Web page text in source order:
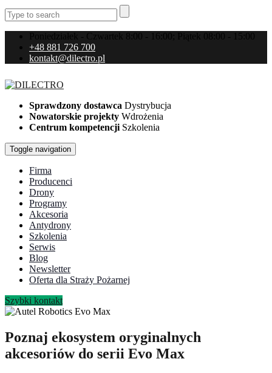
Poniedziałek - Czwartek 8:00 - 16:00; Piątek 08:00 - 15:00
+48 881 726 700
kontakt@dilectro.pl
Sprawdzony dostawca Dystrybucja
Nowatorskie projekty Wdrożenia
Centrum kompetencji Szkolenia
Toggle navigation
Firma
Producenci
Drony
Programy
Akcesoria
Antydrony
Szkolenia
Serwis
Blog
Newsletter
Oferta dla Straży Pożarnej
Szybki kontakt
Poznaj ekosystem oryginalnych
akcesoriów do serii Evo Max